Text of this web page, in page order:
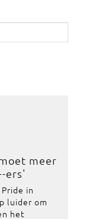
meer
ers'
in
luider om
het